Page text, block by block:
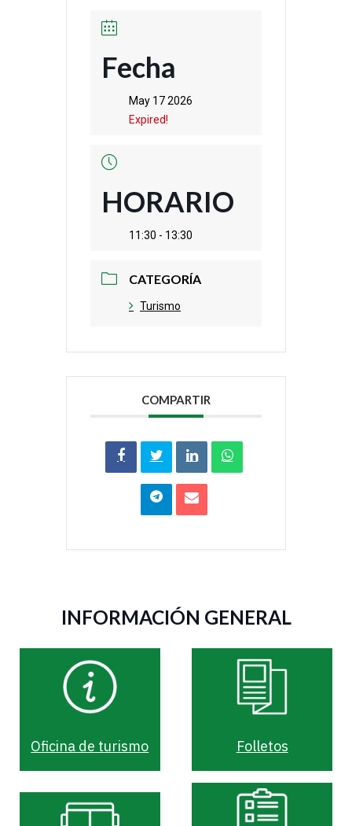
Fecha
May 17 2026
Expired!
HORARIO
11:30 - 13:30
CATEGORÍA
Turismo
COMPARTIR
Compartir
en
Facebook
TweetLinkedInShare
on
Share
on
Correo
electrónico
INFORMACIÓN GENERAL
Oficina de turismo Folletos